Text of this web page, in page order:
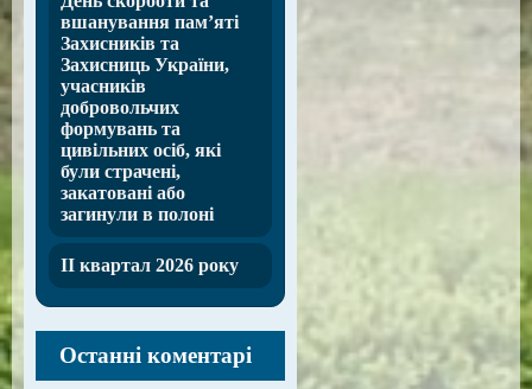
вшанування пам’яті
Захисників та
Захисниць України,
учасників
добровольчих
формувань та
цивільних осіб, які
були страчені,
закатовані або
загинули в полоні
ІІ квартал 2026 року
Останні коментарі